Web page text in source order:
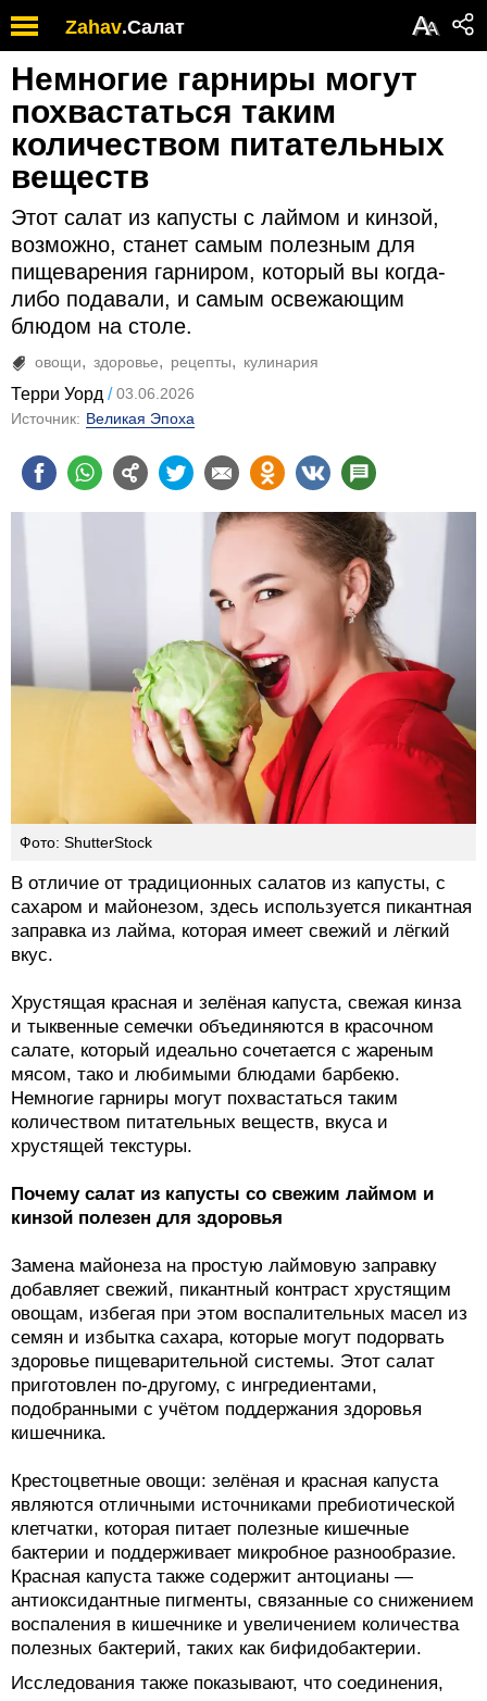
Zahav.Салат АА
Немногие гарниры могут
похвастаться таким
количеством питательных
веществ
Этот салат из капусты с лаймом и кинзой,
возможно, станет самым полезным для
пищеварения гарниром, который вы когда-
либо подавали, и самым освежающим
блюдом на столе.
овощи здоровье рецепты кулинария
Терри Уорд
03.06.2026
Источник: Великая Эпоха
Фото: ShutterStock
В отличие от традиционных салатов из капусты, с
сахаром и майонезом, здесь используется пикантная
заправка из лайма, которая имеет свежий и лёгкий
вкус.
Хрустящая красная и зелёная капуста, свежая кинза
и тыквенные семечки объединяются в красочном
салате, который идеально сочетается с жареным
мясом, тако и любимыми блюдами барбекю.
Немногие гарниры могут похвастаться таким
количеством питательных веществ, вкуса и
хрустящей текстуры.
Почему салат из капусты со свежим лаймом и
кинзой полезен для здоровья
Замена майонеза на простую лаймовую заправку
добавляет свежий, пикантный контраст хрустящим
овощам, избегая при этом воспалительных масел из
семян и избытка сахара, которые могут подорвать
здоровье пищеварительной системы. Этот салат
приготовлен по-другому, с ингредиентами,
подобранными с учётом поддержания здоровья
кишечника.
Крестоцветные овощи: зелёная и красная капуста
являются отличными источниками пребиотической
клетчатки, которая питает полезные кишечные
бактерии и поддерживает микробное разнообразие.
Красная капуста также содержит антоцианы —
антиоксидантные пигменты, связанные со снижением
воспаления в кишечнике и увеличением количества
полезных бактерий, таких как бифидобактерии.
Исследования также показывают, что соединения,